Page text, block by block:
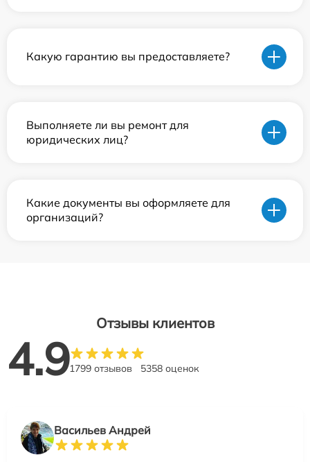
Какую гарантию вы предоставляете?
Выполняете ли вы ремонт для
юридических лиц?
Какие документы вы оформляете для
организаций?
Отзывы клиентов
4.91799 отзывов 5358 оценок
Васильев Андрей